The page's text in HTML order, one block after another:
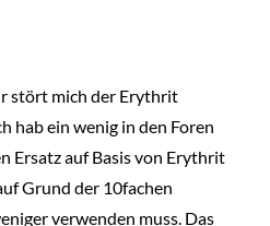
stört mich der Erythrit
hab ein wenig in den Foren
Ersatz auf Basis von Erythrit
Grund der 10fachen
verwenden muss. Das